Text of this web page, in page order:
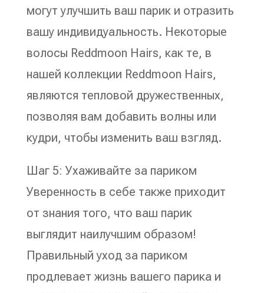
могут улучшить ваш парик и отразить
вашу индивидуальность. Некоторые
волосы Reddmoon Hairs, как те, в
нашей коллекции Reddmoon Hairs,
являются тепловой дружественных,
позволяя вам добавить волны или
кудри, чтобы изменить ваш взгляд.
Шаг 5: Ухаживайте за париком
Уверенность в себе также приходит
от знания того, что ваш парик
выглядит наилучшим образом!
Правильный уход за париком
продлевает жизнь вашего парика и